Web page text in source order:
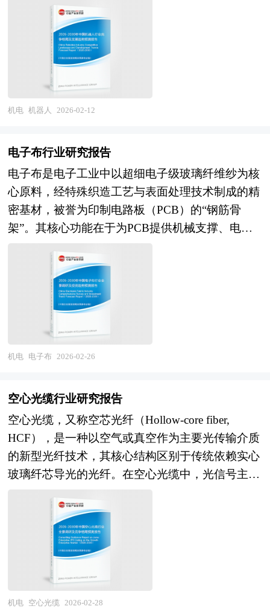
力与成果转化效率有待提升。在产业生态层面，龙
头企业国际竞争力增强，专精特新"小巨人"企业培
育加速，但产业链上下游协同创新不足，中小企业
同质化竞争与高端人才短缺并存；国内市场优势与
内需潜力释放为技术迭代提供应用场景，但国际技
术封锁与供应链重构压力加剧。在融合应用层面，
联网等新兴增长点涌现，但跨行业标准互通、数据
共享、安全可信等机制不完善。未来，电子信息行
业将呈现高端突破与融合创新的深刻变革。在技术
演进方向，摩尔定律延续与超越并行，先进封装、
Chiplet、三维集成等技术缓解制程压力；第三代半
从研发走向产业化；人工智能与电子信息全产业链
融合，AI芯片、智能传感器、边缘智能设备成为新
增长点。在产业组织方向，产业链供应链安全可控
水平提升，国产替代从"可用"向"好用"跨越，本土
龙头企业在部分领域形成技术引领；产业垂直整合
与水平分工动态调整，设计制造封测协同、整机芯
方向，电子信息赋能千行百业进入深水区，数字产
业化和产业数字化双轮驱动；智能网联汽车成为移
动智能空间与能源单元，汽车电子占整车价值比重
持续提升；能源电子（光伏、储能、功率半导体）
支撑新型能源体系建设；医疗电子、航空航天电
子、海洋电子等高端装备电子自主化加速。在全球
布局方向，国内市场大循环为主体、国内国际双循
环相互促进，电子信息企业出海从产品出口向技术
输出、标准引领、本地运营升级；参与国际数字规
则制定，在开放合作与自主可控之间寻求平衡。
本研究咨询报告由中研普华咨询公司领衔撰写，在
大量周密的市场调研基础上，主要依据了国家统计
局、国家商务部、国家发改委、国家经济信息中
研究咨询报告由中研普华咨询公司领衔撰写，在大
量周密的市场调研基础上，主要依据了国家统计
局、国家商务部、国家发改委、国家经济信息中
心、国务院发展研究中心、国家海关总署、全国商
业信息中心、中国经济景气监测中心、中国行业研
究网、国内外相关报刊杂志的基础信息以及建筑机
器人专业研究单位等公布和提供的大量资料。对我
况、重点企业状况、区域市场发展情况等内容进行
详细的阐述和深入的分析，着重对建筑机器人业务
的发展进行详尽深入的分析，并根据建筑机器人行
业的政策经济发展环境对建筑机器人行业潜在的风
险和防范建议进行分析。最后提出研究者对建筑机
是衡量一个国家高端制造业水平和科技创新能力的
重要标志。 当前，机器人正从传统的自动化执行
单元向具备感知、决策、学习能力的智能体演进，
其应用场景也从单一工业产线向医疗健康、商业服
务、特种作业等多元化领域深度渗透。中国机器人
产业经过十余年高速发展，已形成较为完整的产业
伺服电机等核心零部件领域取得突破性进展，部分
机器人在焊接、搬运、装配等场景的市场份额持续
提升。与此同时，产业呈现明显的结构分化特征：
工业机器人市场增速放缓但存量替换需求凸显，服
务机器人赛道创新创业活跃但商业化落地仍需突
破，人形机器人等前沿领域虽处于早期探索阶段，
却已成为资本与技术布局的焦点。行业竞争格局正
从"外资主导"向"内外资竞合、国产替代加速"转
变，头部企业通过垂直整合与生态构建构筑竞争壁
垒。未来，机器人行业将进入技术融合深化与场景
价值重塑的关键期。人工智能大模型的突破为机器
人赋予更强的环境理解与任务规划能力，"机器人
能成为技术演进的核心方向，推动机器人从"专机
专用"向"通用智能体"跨越。产业链协同创新将成
为主旋律，云边端算力协同、数字孪生、柔性力控
等技术的成熟将显著提升机器人部署效率与作业精
度。同时，行业标准化体系建设提速，安全伦理规
障。 本研究咨询报告由中研普华咨询公司领衔撰
写，在大量周密的市场调研基础上，主要依据了国
家统计局、国家商务部、国家发改委、国家经济信
息中心、国务院发展研究中心、国家海关总署、全
国商业信息中心、中国经济景气监测中心、中国行
业研究网、全国及海外相关报刊杂志的基础信息以
机电 机器人 2026-02-12
电子布行业研究报告
电子布是电子工业中以超细电子级玻璃纤维纱为核
心原料，经特殊织造工艺与表面处理技术制成的精
密基材，被誉为印制电路板（PCB）的“钢筋骨
架”。其核心功能在于为PCB提供机械支撑、电气
与动态应力下保持结构完整性与信号传输可靠性。
从材料构成看，电子布采用单丝直径≤9微米的电子
级玻璃纤维纱，通过平纹、斜纹等织法形成不同密
度与厚度的织物结构，再经硅烷偶联剂等表面处理
增强与树脂的浸润性。其厚度范围覆盖极薄型
（<28微米）至厚型（>100微米），不同规格对应
电常数特性，被用于高速通信设备与AI服务器的
（如7628型）则凭借高机械强度，广泛应用于工业
控制与汽车电子领域。 电子布的性能指标直接影
响PCB的最终品质。其介电常数（通常5.8-6.3）决
定信号传输速度，低介电常数材料可提升高频电路
效率；抗张强度与尺寸稳定性则关乎PCB在热循环
与机械振动中的可靠性。此外，电子布的钻孔性能
优化（如过烧处理技术）与织物结构创新（如无捻
纱应用）进一步推动了PCB向高密度、微型化方向
发展。 随着5G通信、人工智能与新能源汽车等产
业的崛起，电子布正从传统绝缘基材向功能性材料
演进。低介电、低膨胀及超低损耗电子布的需求持
机电 电子布 2026-02-26
空心光缆行业研究报告
空心光缆，又称空芯光纤（Hollow-core fiber,
HCF），是一种以空气或真空作为主要光传输介质
的新型光纤技术，其核心结构区别于传统依赖实心
玻璃纤芯导光的光纤。在空心光缆中，光信号主要
有特定周期性排列的微孔玻璃结构所包围，形成一
种光子晶体光纤（PCF）的变体。这种设计通过光
子带隙效应或反谐振效应，将光有效限制在空气芯
中传输，从而突破了传统玻璃介质对光速、损耗和
非线性效应的物理限制。 由于光在空气中的折射
率远低于石英玻璃，光信号在空心光缆中的传播速
机电 空心光缆 2026-02-28